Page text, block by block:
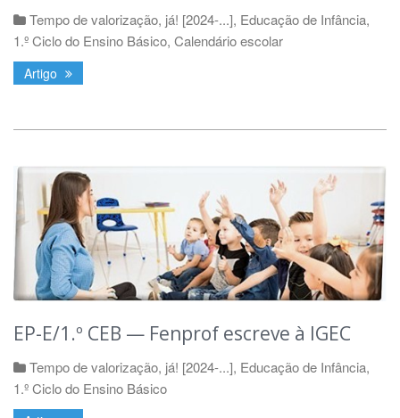
Tempo de valorização, já! [2024-...], Educação de Infância,
1.º Ciclo do Ensino Básico, Calendário escolar
Artigo
EP-E/1.º CEB — Fenprof escreve à IGEC
Tempo de valorização, já! [2024-...], Educação de Infância,
1.º Ciclo do Ensino Básico